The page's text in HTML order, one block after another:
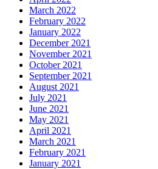
March 2022
February 2022
January 2022
December 2021
November 2021
October 2021
September 2021
August 2021
July 2021
June 2021
May 2021
April 2021
March 2021
February 2021
January 2021